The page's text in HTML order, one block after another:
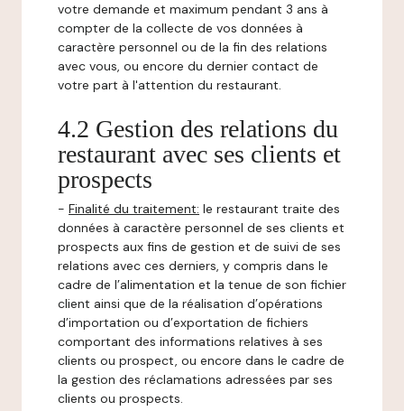
votre demande et maximum pendant 3 ans à
compter de la collecte de vos données à
caractère personnel ou de la fin des relations
avec vous, ou encore du dernier contact de
votre part à l'attention du restaurant.
4.2 Gestion des relations du
restaurant avec ses clients et
prospects
- Finalité du traitement: le restaurant traite des
données à caractère personnel de ses clients et
prospects aux fins de gestion et de suivi de ses
relations avec ces derniers, y compris dans le
cadre de l’alimentation et la tenue de son fichier
client ainsi que de la réalisation d’opérations
d’importation ou d’exportation de fichiers
comportant des informations relatives à ses
clients ou prospect, ou encore dans le cadre de
la gestion des réclamations adressées par ses
clients ou prospects.